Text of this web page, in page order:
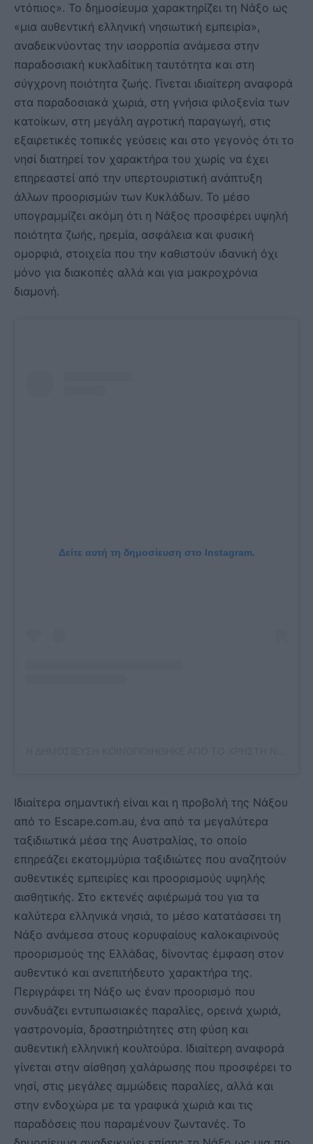
ντόπιος». Το δημοσίευμα χαρακτηρίζει τη Νάξο ως
«μια αυθεντική ελληνική νησιωτική εμπειρία»,
αναδεικνύοντας την ισορροπία ανάμεσα στην
παραδοσιακή κυκλαδίτικη ταυτότητα και στη
σύγχρονη ποιότητα ζωής. Γίνεται ιδιαίτερη αναφορά
στα παραδοσιακά χωριά, στη γνήσια φιλοξενία των
κατοίκων, στη μεγάλη αγροτική παραγωγή, στις
εξαιρετικές τοπικές γεύσεις και στο γεγονός ότι το
νησί διατηρεί τον χαρακτήρα του χωρίς να έχει
επηρεαστεί από την υπερτουριστική ανάπτυξη
άλλων προορισμών των Κυκλάδων. Το μέσο
υπογραμμίζει ακόμη ότι η Νάξος προσφέρει υψηλή
ποιότητα ζωής, ηρεμία, ασφάλεια και φυσική
ομορφιά, στοιχεία που την καθιστούν ιδανική όχι
μόνο για διακοπές αλλά και για μακροχρόνια
διαμονή.
Δείτε αυτή τη δημοσίευση στο Instagram.
Ιδιαίτερα σημαντική είναι και η προβολή της Νάξου
από το Escape.com.au, ένα από τα μεγαλύτερα
ταξιδιωτικά μέσα της Αυστραλίας, το οποίο
επηρεάζει εκατομμύρια ταξιδιώτες που αναζητούν
αυθεντικές εμπειρίες και προορισμούς υψηλής
αισθητικής. Στο εκτενές αφιέρωμά του για τα
καλύτερα ελληνικά νησιά, το μέσο κατατάσσει τη
Νάξο ανάμεσα στους κορυφαίους καλοκαιρινούς
προορισμούς της Ελλάδας, δίνοντας έμφαση στον
αυθεντικό και ανεπιτήδευτο χαρακτήρα της.
Περιγράφει τη Νάξο ως έναν προορισμό που
συνδυάζει εντυπωσιακές παραλίες, ορεινά χωριά,
γαστρονομία, δραστηριότητες στη φύση και
αυθεντική ελληνική κουλτούρα. Ιδιαίτερη αναφορά
γίνεται στην αίσθηση χαλάρωσης που προσφέρει το
νησί, στις μεγάλες αμμώδεις παραλίες, αλλά και
στην ενδοχώρα με τα γραφικά χωριά και τις
παραδόσεις που παραμένουν ζωντανές. Το